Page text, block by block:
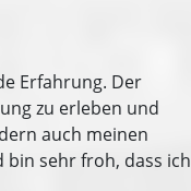
Erfahrung. Der
zu erleben und
auch meinen
sehr froh, dass ich